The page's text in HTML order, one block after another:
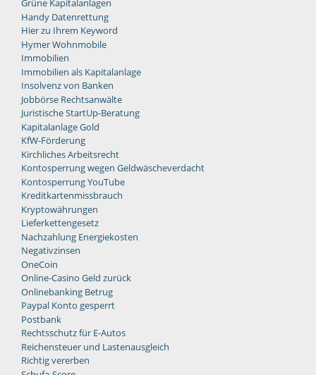
Grüne Kapitalanlagen
Handy Datenrettung
Hier zu Ihrem Keyword
Hymer Wohnmobile
Immobilien
Immobilien als Kapitalanlage
Insolvenz von Banken
Jobbörse Rechtsanwälte
Juristische StartUp-Beratung
Kapitalanlage Gold
KfW-Förderung
Kirchliches Arbeitsrecht
Kontosperrung wegen Geldwäscheverdacht
Kontosperrung YouTube
Kreditkartenmissbrauch
Kryptowährungen
Lieferkettengesetz
Nachzahlung Energiekosten
Negativzinsen
OneCoin
Online-Casino Geld zurück
Onlinebanking Betrug
Paypal Konto gesperrt
Postbank
Rechtsschutz für E-Autos
Reichensteuer und Lastenausgleich
Richtig vererben